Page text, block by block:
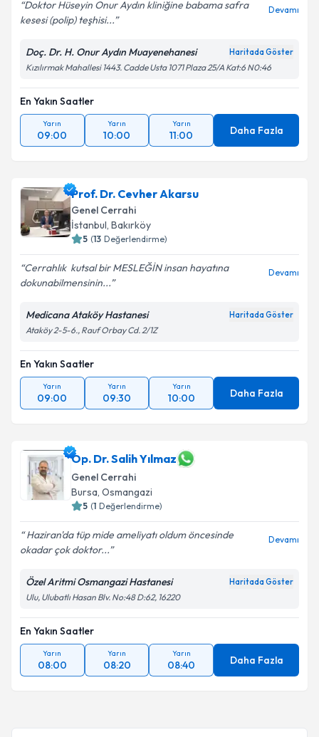
Doktor Hüseyin Onur Aydın kliniğine babama safra
kesesi (polip) teşhisi...
Devamı
Doç. Dr. H. Onur Aydın Muayenehanesi Haritada Göster
Kızılırmak Mahallesi 1443. Cadde Usta 1071 Plaza 25/A Kat:6 N0:46
En Yakın Saatler
Yarın
09:00
Yarın
10:00
Yarın
11:00 Daha Fazla
Prof. Dr. Cevher Akarsu
Genel Cerrahi
İstanbul, Bakırköy
5 (13 Değerlendirme)
Cerrahlık ️ kutsal bir MESLEĞİN insan hayatına
dokunabilmensinin...
Devamı
Medicana Ataköy Hastanesi Haritada Göster
Ataköy 2-5-6., Rauf Orbay Cd. 2/1Z
En Yakın Saatler
Yarın
09:00
Yarın
09:30
Yarın
10:00 Daha Fazla
Op. Dr. Salih Yılmaz
Genel Cerrahi
Bursa, Osmangazi
5 (1 Değerlendirme)
Haziran'da tüp mide ameliyatı oldum öncesinde
okadar çok doktor...
Devamı
Özel Aritmi Osmangazi Hastanesi Haritada Göster
Ulu, Ulubatlı Hasan Blv. No:48 D:62, 16220
En Yakın Saatler
Yarın
08:00
Yarın
08:20
Yarın
08:40 Daha Fazla